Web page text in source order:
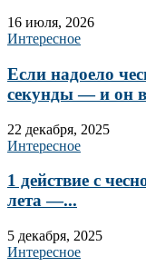
16 июля, 2026
Интересное
Если надоело
секунды — и он
22 декабря, 2025
Интересное
1 действие с
лета —...
5 декабря, 2025
Интересное